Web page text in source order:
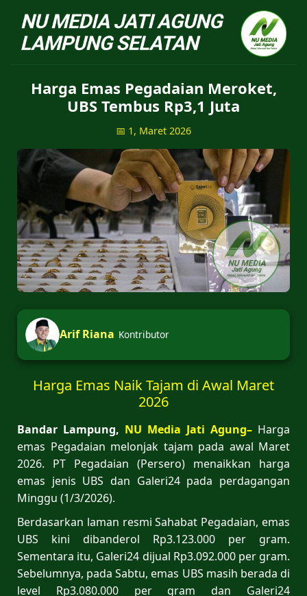
NU Jatiagung - Situs
Harga Emas Pegadaian Meroket,
UBS Tembus Rp3,1 Juta
📅 1, Maret 2026
Arif Riana Kontributor
Harga Emas Naik Tajam di Awal Maret
2026
Bandar Lampung, NU Media Jati Agung– Harga
emas Pegadaian melonjak tajam pada awal Maret
2026. PT Pegadaian (Persero) menaikkan harga
emas jenis UBS dan Galeri24 pada perdagangan
Minggu (1/3/2026).
Berdasarkan laman resmi Sahabat Pegadaian, emas
UBS kini dibanderol Rp3.123.000 per gram.
Sementara itu, Galeri24 dijual Rp3.092.000 per gram.
Sebelumnya, pada Sabtu, emas UBS masih berada di
level Rp3.080.000 per gram dan Galeri24